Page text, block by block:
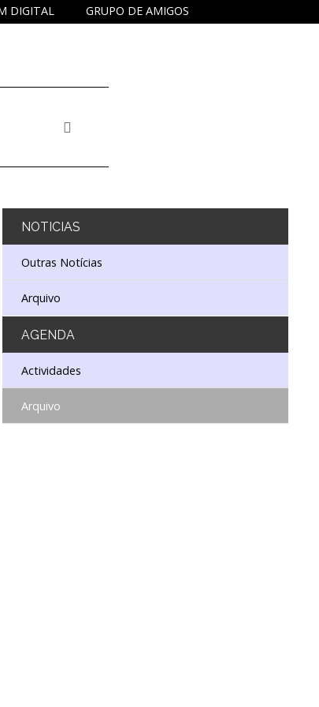
GRUPO DE AMIGOS
DIGITAL
NOTICIAS
Outras Notícias
Arquivo
AGENDA
Actividades
Arquivo